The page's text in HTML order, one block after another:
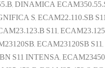
DINAMICA
S, ECAM22.110.SB
S11,
ECAM23120SB
S11 INTENSA,